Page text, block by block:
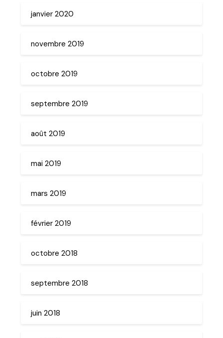
janvier 2020
novembre 2019
octobre 2019
septembre 2019
août 2019
mai 2019
mars 2019
février 2019
octobre 2018
septembre 2018
juin 2018